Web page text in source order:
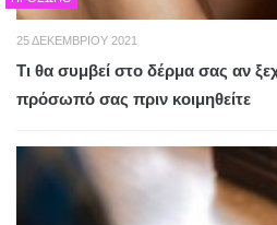
25 ΔΕΚΕΜΒΡΊΟΥ 2021
Τι θα συμβεί στο δέρμα σας αν
πρόσωπό σας πριν κοιμηθείτε